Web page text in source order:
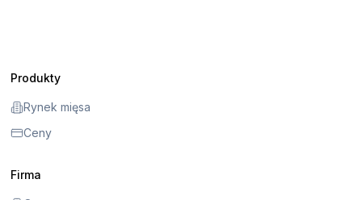
Produkty
Rynek mięsa
Ceny
Firma